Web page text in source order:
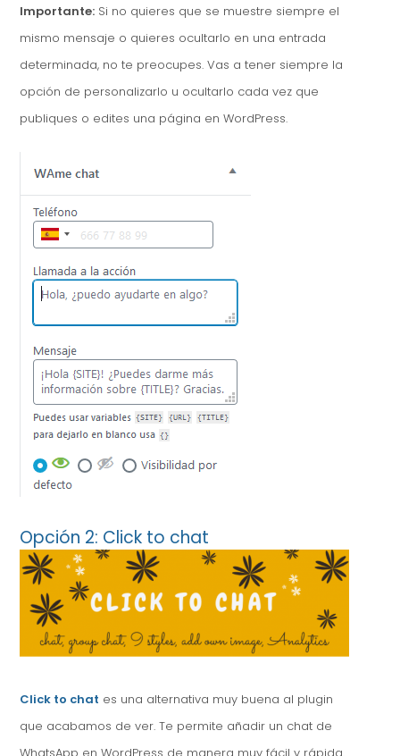
Importante: Si no quieres que se muestre siempre el
mismo mensaje o quieres ocultarlo en una entrada
determinada, no te preocupes. Vas a tener siempre la
opción de personalizarlo u ocultarlo cada vez que
publiques o edites una página en WordPress.
Opción 2: Click to chat
Click to chat es una alternativa muy buena al plugin
que acabamos de ver. Te permite añadir un chat de